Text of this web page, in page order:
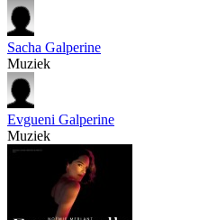
Sacha Galperine
Muziek
Evgueni Galperine
Muziek